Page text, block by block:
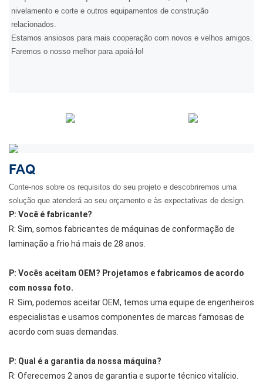
nivelamento e corte e outros equipamentos de construção
relacionados.
Estamos ansiosos para mais cooperação com novos e velhos amigos.
Faremos o nosso melhor para apoiá-lo!
FAQ
Conte-nos sobre os requisitos do seu projeto e descobriremos uma
solução que atenderá ao seu orçamento e às expectativas de design.
P: Você é fabricante?
R: Sim, somos fabricantes de máquinas de conformação de
laminação a frio há mais de 28 anos.
P: Vocês aceitam OEM? Projetamos e fabricamos de acordo
com nossa foto.
R: Sim, podemos aceitar OEM, temos uma equipe de engenheiros
especialistas e usamos componentes de marcas famosas de
acordo com suas demandas.
P: Qual é a garantia da nossa máquina?
R: Oferecemos 2 anos de garantia e suporte técnico vitalício.